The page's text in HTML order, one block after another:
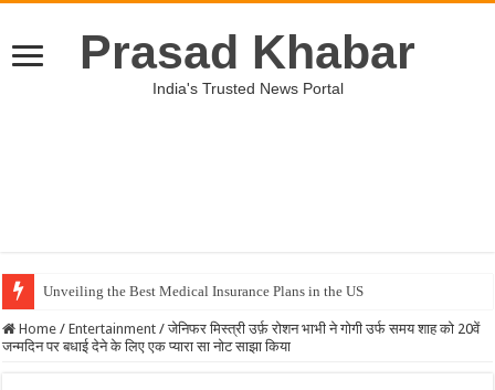
Prasad Khabar
India's Trusted News Portal
Unveiling the Best Medical Insurance Plans in the US
Home / Entertainment / जेनिफर मिस्त्री उर्फ़ रोशन भाभी ने गोगी उर्फ समय शाह को 20वें
जन्मदिन पर बधाई देने के लिए एक प्यारा सा नोट साझा किया